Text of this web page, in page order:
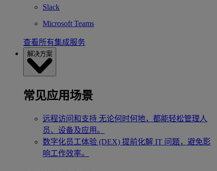
Slack
Microsoft Teams
查看所有集成服务
解决方案
常见应用场景
远程访问和支持 无论何时何地，都能轻松管理人
员、设备及应用。
数字化员工体验 (DEX) 提前化解 IT 问题，避免影
响工作效率。